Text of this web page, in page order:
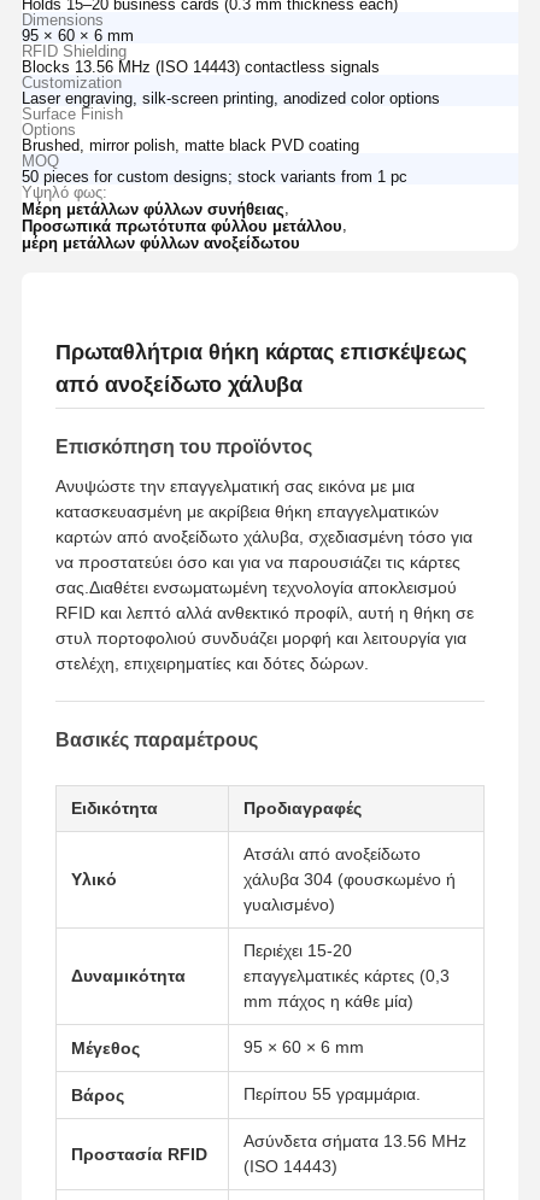
Holds 15–20 business cards (0.3 mm thickness each)
Dimensions
95 × 60 × 6 mm
RFID Shielding
Blocks 13.56 MHz (ISO 14443) contactless signals
Customization
Laser engraving, silk-screen printing, anodized color options
Surface Finish
Options
Brushed, mirror polish, matte black PVD coating
MOQ
50 pieces for custom designs; stock variants from 1 pc
Υψηλό φως:
Μέρη μετάλλων φύλλων συνήθειας
Προσωπικά πρωτότυπα φύλλου μετάλλου
μέρη μετάλλων φύλλων ανοξείδωτου
Πρωταθλήτρια θήκη κάρτας επισκέψεως
από ανοξείδωτο χάλυβα
Επισκόπηση του προϊόντος
Ανυψώστε την επαγγελματική σας εικόνα με μια
κατασκευασμένη με ακρίβεια θήκη επαγγελματικών
καρτών από ανοξείδωτο χάλυβα, σχεδιασμένη τόσο για
να προστατεύει όσο και για να παρουσιάζει τις κάρτες
σας.Διαθέτει ενσωματωμένη τεχνολογία αποκλεισμού
RFID και λεπτό αλλά ανθεκτικό προφίλ, αυτή η θήκη σε
στυλ πορτοφολιού συνδυάζει μορφή και λειτουργία για
στελέχη, επιχειρηματίες και δότες δώρων.
Βασικές παραμέτρους
Ειδικότητα Προδιαγραφές
Υλικό
Ατσάλι από ανοξείδωτο
χάλυβα 304 (φουσκωμένο ή
γυαλισμένο)
Δυναμικότητα
Περιέχει 15-20
επαγγελματικές κάρτες (0,3
mm πάχος η κάθε μία)
Μέγεθος 95 × 60 × 6 mm
Βάρος Περίπου 55 γραμμάρια.
Προστασία RFID
Ασύνδετα σήματα 13.56 MHz
(ISO 14443)